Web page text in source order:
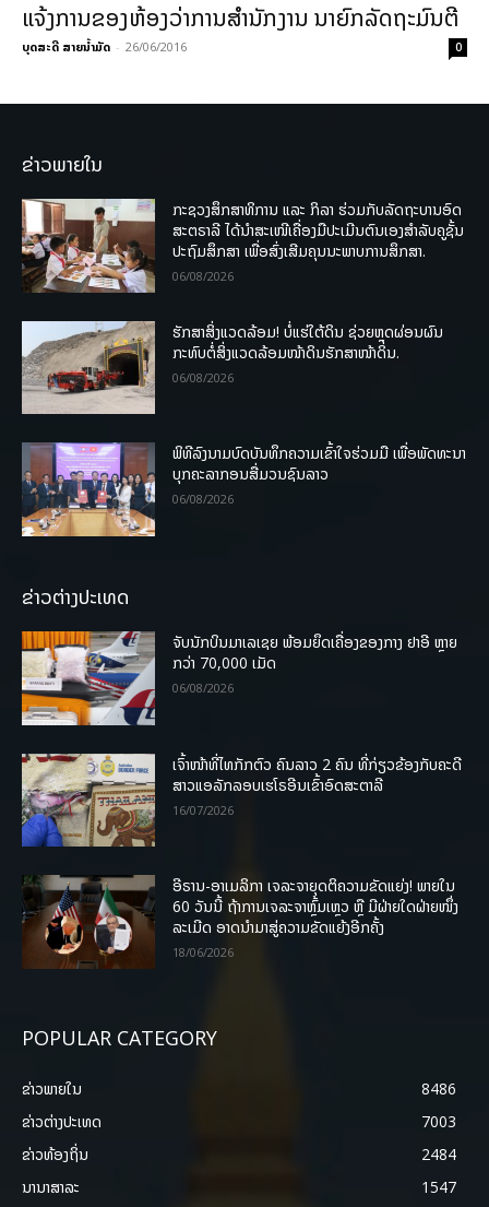
ແຈ້ງການຂອງຫ້ອງວ່າການສຳນັກງານ ນາຍົກລັດຖະມົນຕີ
ບຸດສະດີ ສາຍນ້ຳມັດ - 26/06/2016 0
ຂ່າວພາຍໃນ
ກະຊວງສຶກສາທິການ ແລະ ກິລາ ຮ່ວມກັບລັດຖະບານອົດ
ສະຕຣາລີ ໄດ້ນຳສະເໜີເຄື່ອງມືປະເມີນຕົນເອງສຳລັບຄູຊັ້ນ
ປະຖົມສຶກສາ ເພື່ອສົ່ງເສີມຄຸນນະພາບການສຶກສາ.
06/08/2026
ຮັກສາສິ່ງແວດລ້ອມ! ບໍ່ແຮ່ໃຕ້ດິນ ຊ່ວຍຫຼຸດຜ່ອນຜົນ
ກະທົບຕໍ່ສິ່ງແວດລ້ອມໜ້າດິນຮັກສາໜ້າດິນ.
06/08/2026
ພິທີລົງນາມບົດບັນທຶກຄວາມເຂົ້າໃຈຮ່ວມມື ເພື່ອພັດທະນາ
ບຸກຄະລາກອນສື່ມວນຊົນລາວ
06/08/2026
ຂ່າວຕ່າງປະເທດ
ຈັບນັກບິນມາເລເຊຍ ພ້ອມຍຶດເຄື່ອງຂອງກາງ ຢາອີ ຫຼາຍ
ກວ່າ 70,000 ເມັດ
06/08/2026
ເຈົ້າໜ້າທີ່ໄທກັກຕົວ ຄົນລາວ 2 ຄົນ ທີ່ກ່ຽວຂ້ອງກັບຄະດີ
ສາວແອລັກລອບເຮໂຣອີນເຂົ້າອົດສະຕາລີ
16/07/2026
ອີຣານ-ອາເມລິກາ ເຈລະຈາຍຸດຕິຄວາມຂັດແຍ່ງ! ພາຍໃນ
60 ວັນນີ້ ຖ້າການເຈລະຈາຫຼົ້ມເຫຼວ ຫຼື ມີຝ່າຍໃດຝ່າຍໜຶ່ງ
ລະເມີດ ອາດນໍາມາສູ່ຄວາມຂັດແຍ້ງອີກຄັ້ງ
18/06/2026
POPULAR CATEGORY
ຂ່າວພາຍ​ໃນ
8486
ຂ່າວຕ່າງປະເທດ
7003
ຂ່າວທ້ອງຖິ່ນ
2484
ນານາສາລະ
1547